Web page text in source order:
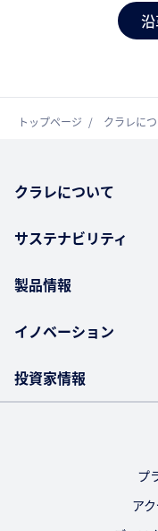
トップページ クラレに
クラレについて
サステナビリティ
製品情報
イノベーション
投資家情報
プ
ア